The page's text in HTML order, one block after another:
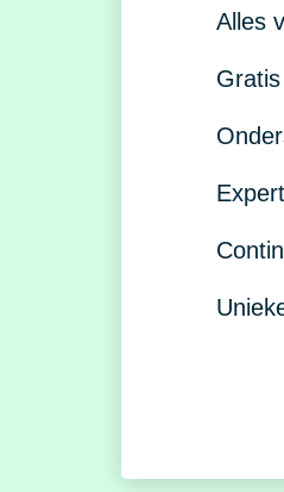
Alles